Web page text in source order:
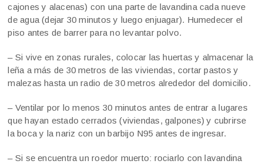
cajones y alacenas) con una parte de lavandina cada nueve
de agua (dejar 30 minutos y luego enjuagar). Humedecer el
piso antes de barrer para no levantar polvo.
– Si vive en zonas rurales, colocar las huertas y almacenar la
leña a más de 30 metros de las viviendas, cortar pastos y
malezas hasta un radio de 30 metros alrededor del domicilio.
– Ventilar por lo menos 30 minutos antes de entrar a lugares
que hayan estado cerrados (viviendas, galpones) y cubrirse
la boca y la nariz con un barbijo N95 antes de ingresar.
– Si se encuentra un roedor muerto: rociarlo con lavandina